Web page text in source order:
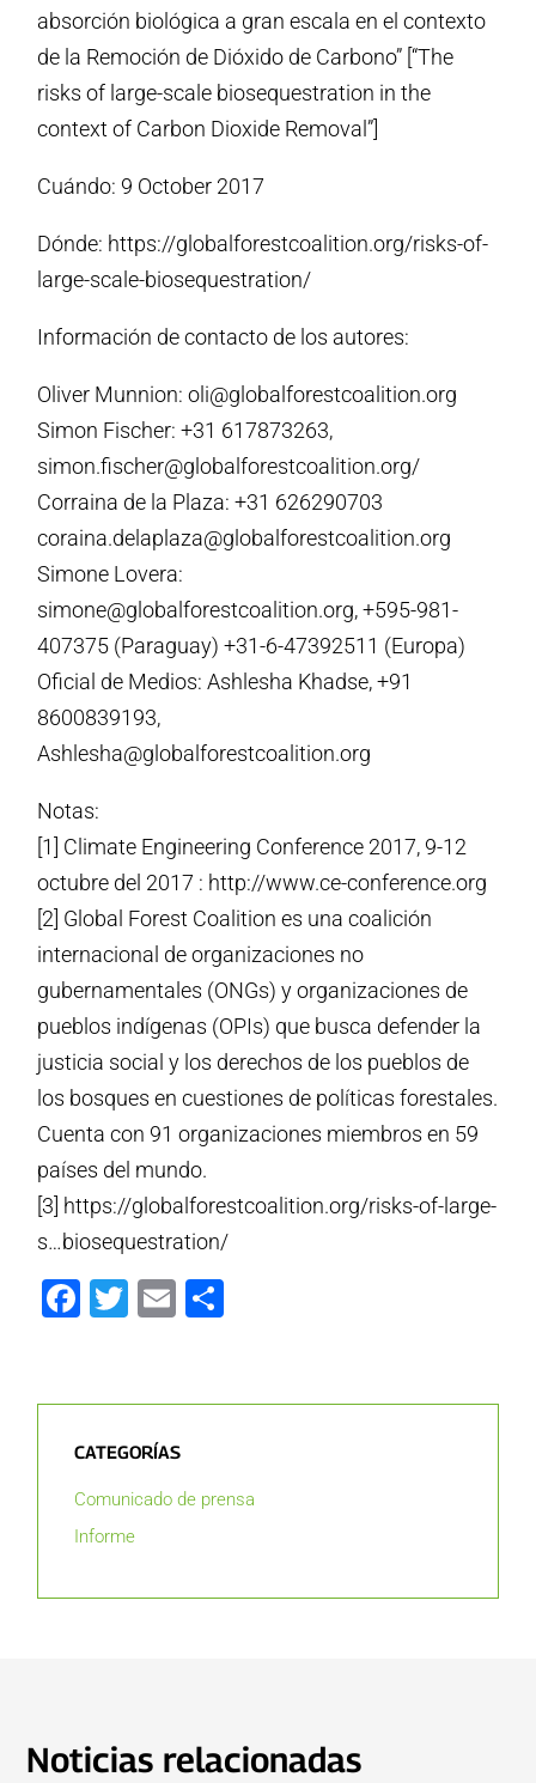
absorción biológica a gran escala en el contexto
de la Remoción de Dióxido de Carbono” [“The
risks of large-scale biosequestration in the
context of Carbon Dioxide Removal”]
Cuándo: 9 October 2017
Dónde: https://globalforestcoalition.org/risks-of-
large-scale-biosequestration/
Información de contacto de los autores:
Oliver Munnion: oli@globalforestcoalition.org
Simon Fischer: +31 617873263,
simon.fischer@globalforestcoalition.org/
Corraina de la Plaza: +31 626290703
coraina.delaplaza@globalforestcoalition.org
Simone Lovera:
simone@globalforestcoalition.org, +595-981-
407375 (Paraguay) +31-6-47392511 (Europa)
Oficial de Medios: Ashlesha Khadse, +91
8600839193,
Ashlesha@globalforestcoalition.org
Notas:
[1] Climate Engineering Conference 2017, 9-12
octubre del 2017 : http://www.ce-conference.org
[2] Global Forest Coalition es una coalición
internacional de organizaciones no
gubernamentales (ONGs) y organizaciones de
pueblos indígenas (OPIs) que busca defender la
justicia social y los derechos de los pueblos de
los bosques en cuestiones de políticas forestales.
Cuenta con 91 organizaciones miembros en 59
países del mundo.
[3] https://globalforestcoalition.org/risks-of-large-
s…biosequestration/
Facebook
Twitter
Email
CATEGORÍAS
Comunicado de prensa
Informe
Noticias relacionadas